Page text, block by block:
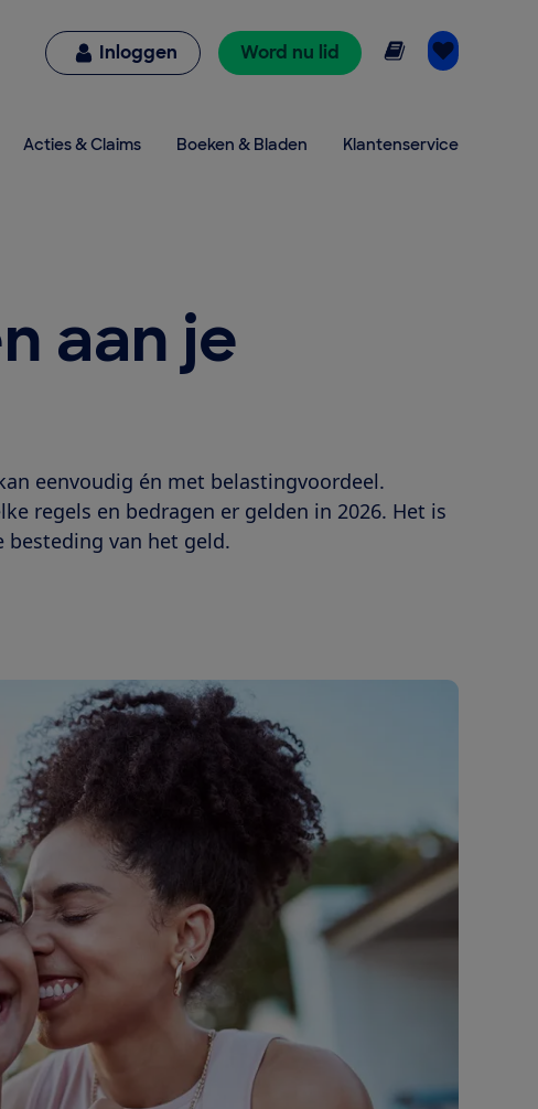
Inloggen Word nu lid Online lezen
Acties & Claims Boeken & Bladen Klantenservice
aan je
eenvoudig én met belastingvoordeel.
regels en bedragen er gelden in 2026. Het is
van het geld.